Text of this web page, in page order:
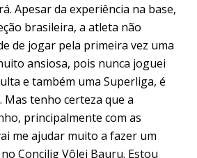
Apesar da experiência na base,
brasileira, a atleta não
de jogar pela primeira vez uma
ansiosa, pois nunca joguei
e também uma Superliga, é
tenho certeza que a
principalmente com as
me ajudar muito a fazer um
Concilig Vôlei Bauru. Estou